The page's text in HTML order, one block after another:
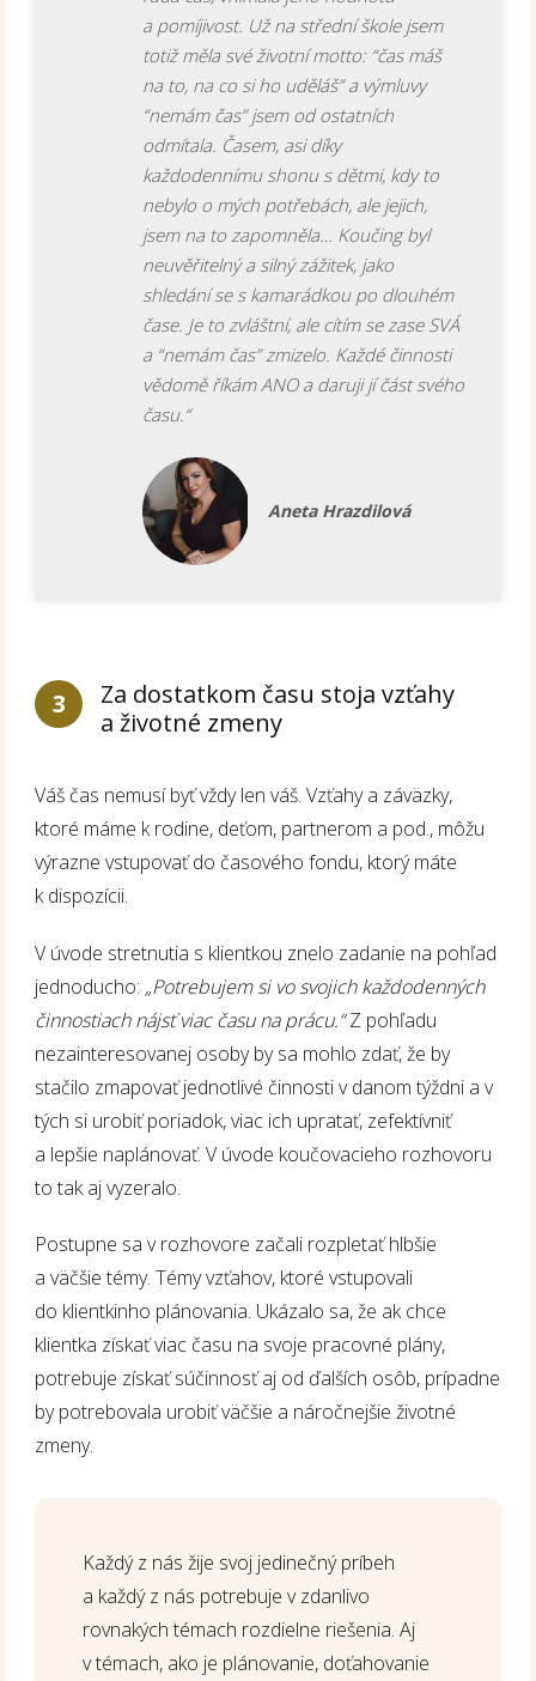
a pomíjivost. Už na střední škole jsem
totiž měla své životní motto: “čas máš
na to, na co si ho uděláš” a výmluvy
“nemám čas” jsem od ostatních
odmítala. Časem, asi díky
každodennímu shonu s dětmi, kdy to
nebylo o mých potřebách, ale jejich,
jsem na to zapomněla… Koučing byl
neuvěřitelný a silný zážitek, jako
shledání se s kamarádkou po dlouhém
čase. Je to zvláštní, ale cítím se zase SVÁ
a “nemám čas” zmizelo. Každé činnosti
vědomě říkám ANO a daruji jí část svého
času.“
Aneta Hrazdilová
3
Za dostatkom času stoja vzťahy
a životné zmeny
Váš čas nemusí byť vždy len váš. Vzťahy a záväzky,
ktoré máme k rodine, deťom, partnerom a pod., môžu
výrazne vstupovať do časového fondu, ktorý máte
k dispozícii.
V úvode stretnutia s klientkou znelo zadanie na pohľad
jednoducho: „Potrebujem si vo svojich každodenných
činnostiach nájsť viac času na prácu.“Z pohľadu
nezainteresovanej osoby by sa mohlo zdať, že by
stačilo zmapovať jednotlivé činnosti v danom týždni a v
tých si urobiť poriadok, viac ich upratať, zefektívniť
a lepšie naplánovať. V úvode koučovacieho rozhovoru
to tak aj vyzeralo.
Postupne sa v rozhovore začali rozpletať hlbšie
a väčšie témy. Témy vzťahov, ktoré vstupovali
do klientkinho plánovania. Ukázalo sa, že ak chce
klientka získať viac času na svoje pracovné plány,
potrebuje získať súčinnosť aj od ďalších osôb, prípadne
by potrebovala urobiť väčšie a náročnejšie životné
zmeny.
Každý z nás žije svoj jedinečný príbeh
a každý z nás potrebuje v zdanlivo
rovnakých témach rozdielne riešenia. Aj
v témach, ako je plánovanie, doťahovanie